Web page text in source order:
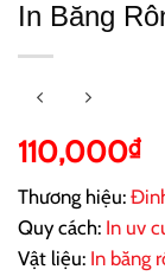
In Băng
110,000₫
Thương hiệu:
Quy cách: In uv
Vật liệu: In băng